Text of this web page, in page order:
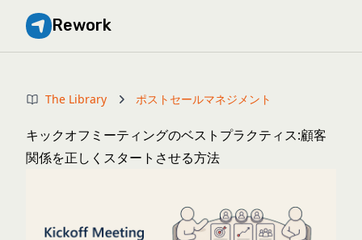
Rework
The Library ポストセールマネジメント
キックオフミーティングのベストプラクティス:顧客
関係を正しくスタートさせる方法